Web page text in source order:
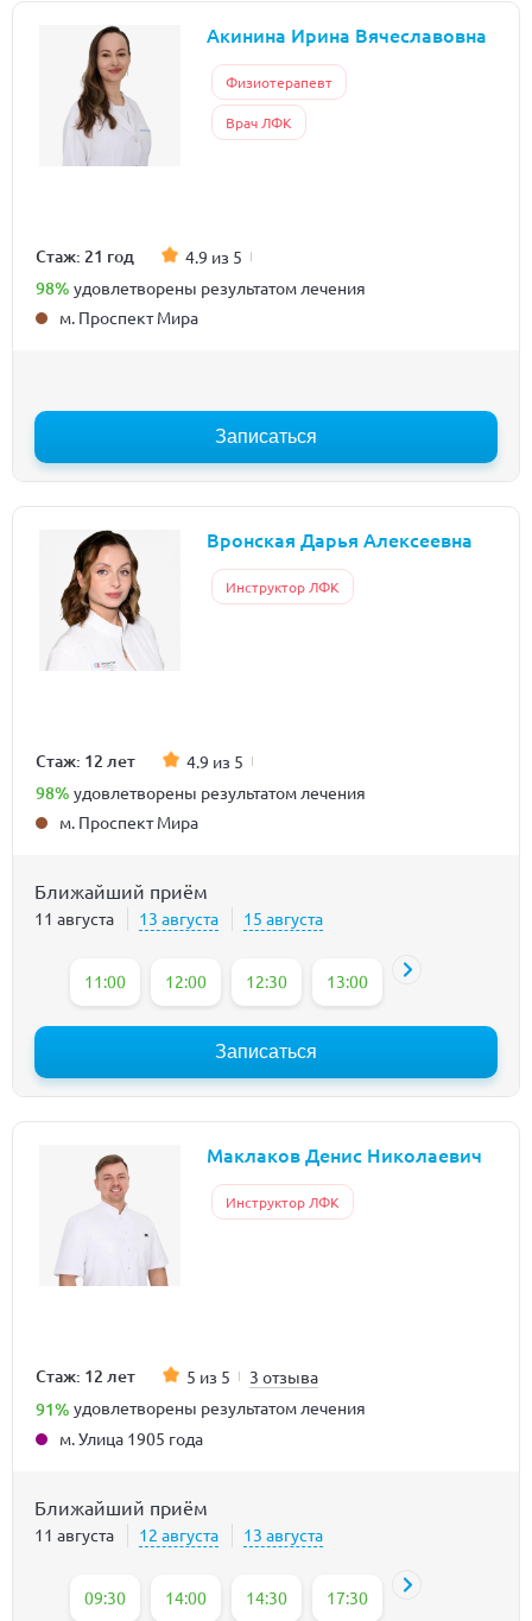
Акинина Ирина Вячеславовна
Физиотерапевт
Врач ЛФК
Стаж: 21 год 4.9 из 5
98% удовлетворены результатом лечения
м. Проспект Мира
Записаться
Вронская Дарья Алексеевна
Инструктор ЛФК
Стаж: 12 лет 4.9 из 5
98% удовлетворены результатом лечения
м. Проспект Мира
Ближайший приём
11 августа 13 августа 15 августа
11:00 12:00 12:30 13:00 13:30
Записаться
Маклаков Денис Николаевич
Инструктор ЛФК
Стаж: 12 лет 5 из 5 3 отзыва
91% удовлетворены результатом лечения
м. Улица 1905 года
Ближайший приём
11 августа 12 августа 13 августа
09:30 14:00 14:30 17:30